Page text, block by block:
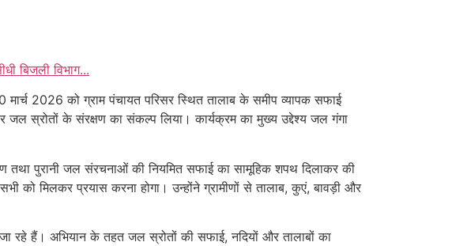
बिजली विभाग...
2026 को ग्राम पंचायत परिसर स्थित तालाब के समीप व्यापक सफाई
जल स्रोतों के संरक्षण का संकल्प लिया। कार्यक्रम का मुख्य उद्देश्य जल गंगा
तथा पुरानी जल संरचनाओं की नियमित सफाई का सामूहिक शपथ दिलाकर की
मिलकर प्रयास करना होगा। उन्होंने ग्रामीणों से तालाब, कुएं, बावड़ी और
रहे हैं। अभियान के तहत जल स्रोतों की सफाई, नदियों और तालाबों का